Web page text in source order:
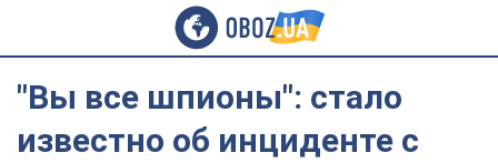
"Вы все шпионы": стало
известно об инциденте с